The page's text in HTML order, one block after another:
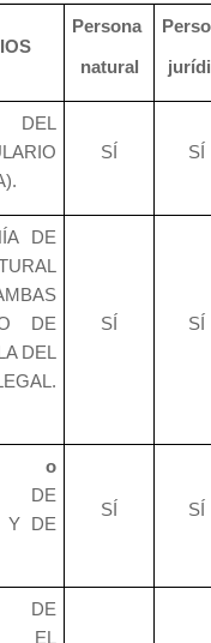
Persona
natural
SÍ SÍ
DE
DE
DEL
SÍ SÍ
o
DE
Y DE
SÍ SÍ
DE
EL